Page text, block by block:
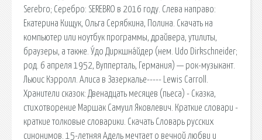
Serebro; Серебро: SEREBRO в 2016 году. Слева направо:
Екатерина Кищук, Ольга Серябкина, Полина. Скачать на
компьютер или ноутбук программы, драйвера, утилиты,
браузеры, а также. У́до Диркшна́йдер (нем. Udo Dirkschneider;
род. 6 апреля 1952, Вупперталь, Германия) — рок-музыкант.
Льюис Кэрролл. Алиса в Зазеркалье----- Lewis Carroll.
Хранители сказок: Двенадцать месяцев (пьеса) - Сказка,
стихотворение Маршак Самуил Яковлевич. Краткие словари -
краткие толковые словарики. Скачать Словарь русских
синонимов. 15-летняя Адель мечтает о вечной любви и